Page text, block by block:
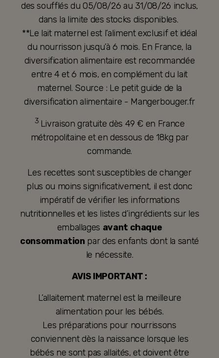
des soufflés du 05/08/26 au 31/08/26 inclus,
dans la limite des stocks disponibles.
**Le lait maternel est l’aliment exclusif et idéal
du nourrisson jusqu’à 6 mois. En France, la
diversification alimentaire est recommandée
entre 4 et 6 mois, en complément du lait
maternel. Source : Le petit guide de la
diversification alimentaire - Mangerbouger.fr
3 Livraison gratuite dès 49 € en France
métropolitaine et en dessous de 18kg par
commande.
Les recettes sont susceptibles de changer
plus ou moins significativement, il est donc
impératif de vérifier les informations
nutritionnelles et les listes d’ingrédients sur les
emballages avant chaque
consommation par des enfants dont la santé
le nécessite.
AVIS IMPORTANT :
L’allaitement maternel est la meilleure
alimentation pour les bébés.
Les préparations pour nourrissons
conviennent dès la naissance lorsque les
bébés ne sont pas allaités, et doivent être